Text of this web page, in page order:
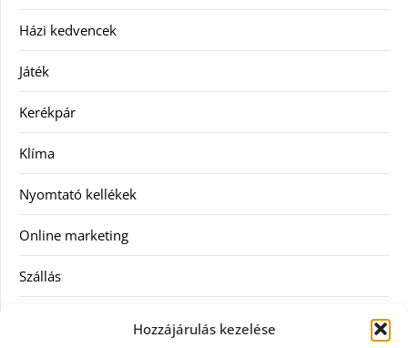
Hozzájárulás kezelése
Házi kedvencek
Játék
Kerékpár
Klíma
Nyomtató kellékek
Online marketing
Szállás